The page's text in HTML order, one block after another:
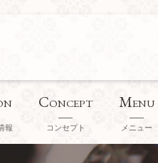
報
CONCEPT
コンセプト
MENU
メニュー